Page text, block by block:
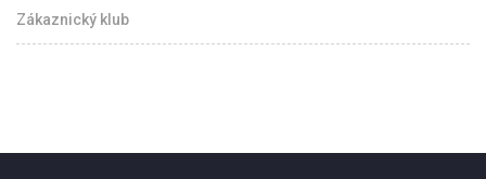
Zákaznický klub